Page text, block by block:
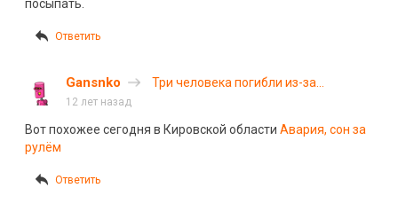
посыпать.
Ответить
Gansnko
Три человека погибли из-за
12 лет назад
Вот похожее сегодня в Кировской области Авария, сон за
рулём
Ответить